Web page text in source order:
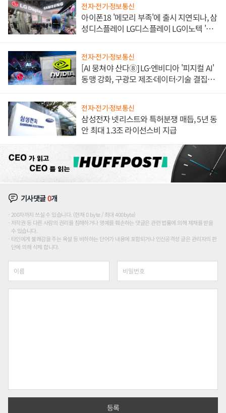
전자·전기·정보통신
아이폰18 '메모리 부족'에 출시 지연되나, 삼
성디스플레이 LG디스플레이 LG이노텍 '탈
전자·전기·정보통신
[AI 뭉쳐야 산다⑧] LG·엔비디아 '피지컬 AI'
동맹 강화, 구광모 제조·데이터·기술 결집
전자·전기·정보통신
삼성전자 넷리스트와 특허분쟁 매듭, 5년 동
안 최대 1.3조 라이선스비 지급
기사댓글0개
200자까지 쓰실 수 있습니다. (현재 0 byte / 최대 400byte)
저작권 등 다른 사람의 권리를 침해하거나 명예를 훼손하는 댓글은 관련 법률에 의해 제재를 받을
수 있습니다.
타인에게 불쾌감을 주는 욕설 등 비하하는 단어가 내용에 포함되거나 인신공격성 글은 관리자의 판
단에 의해 삭제 합니다.